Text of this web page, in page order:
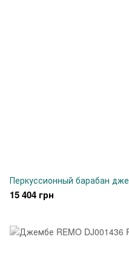
Перкуссионный барабан
15 404 грн